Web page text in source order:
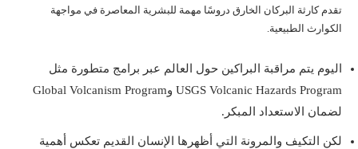
تقدم كارثة البركان الخارق دروسًا مهمة للبشرية المعاصرة في مواجهة
الكوارث الطبيعية.
اليوم يتم مراقبة البراكين حول العالم عبر برامج متطورة مثل
USGS Volcanic Hazards Program وGlobal Volcanism Program
لضمان الاستعداد المبكر.
لكن التكيف والمرونة التي أظهرها الإنسان القديم تعكس أهمية